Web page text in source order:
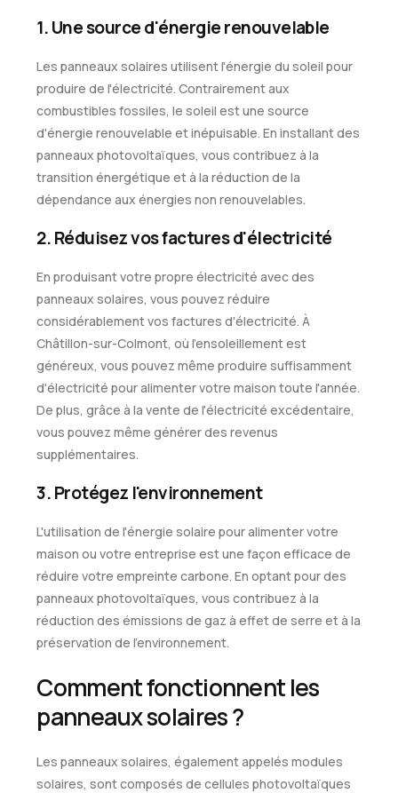
1. Une source d'énergie renouvelable
Les panneaux solaires utilisent l'énergie du soleil pour
produire de l'électricité. Contrairement aux
combustibles fossiles, le soleil est une source
d'énergie renouvelable et inépuisable. En installant des
panneaux photovoltaïques, vous contribuez à la
transition énergétique et à la réduction de la
dépendance aux énergies non renouvelables.
2. Réduisez vos factures d'électricité
En produisant votre propre électricité avec des
panneaux solaires, vous pouvez réduire
considérablement vos factures d'électricité. À
Châtillon-sur-Colmont, où l'ensoleillement est
généreux, vous pouvez même produire suffisamment
d'électricité pour alimenter votre maison toute l'année.
De plus, grâce à la vente de l'électricité excédentaire,
vous pouvez même générer des revenus
supplémentaires.
3. Protégez l'environnement
L'utilisation de l'énergie solaire pour alimenter votre
maison ou votre entreprise est une façon efficace de
réduire votre empreinte carbone. En optant pour des
panneaux photovoltaïques, vous contribuez à la
réduction des émissions de gaz à effet de serre et à la
préservation de l'environnement.
Comment fonctionnent les
panneaux solaires ?
Les panneaux solaires, également appelés modules
solaires, sont composés de cellules photovoltaïques